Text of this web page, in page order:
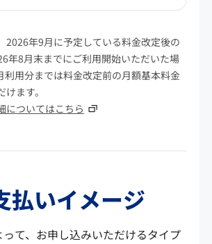
2026年9月に予定している料金改定後の
年8月末までにご利用開始いただいた場
利用分までは料金改定前の月額基本料金
ます。
についてはこちら
払いイメージ
て、お申し込みいただけるタイプ